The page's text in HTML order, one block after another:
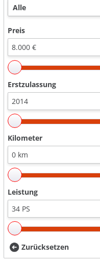
Preis
Erstzulassung
Kilometer
Leistung
Zurücksetzen